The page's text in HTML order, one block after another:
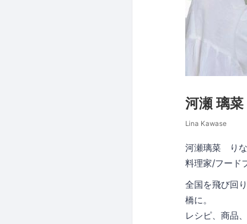
河瀬 璃菜
Lina Kawase
河瀬璃菜 り
料理家/フード
全国を飛び回
橋に。
レシピ、商品